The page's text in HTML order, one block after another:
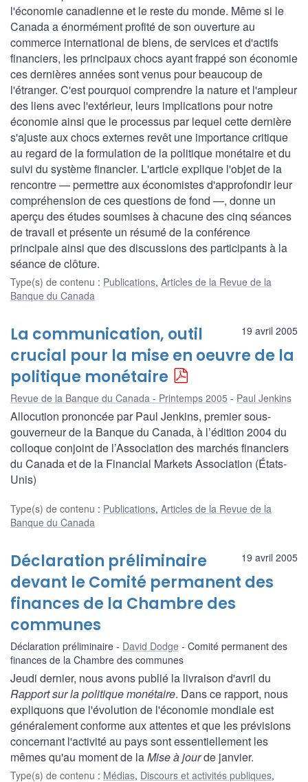
l'économie canadienne et le reste du monde. Même si le
Canada a énormément profité de son ouverture au
commerce international de biens, de services et d'actifs
financiers, les principaux chocs ayant frappé son économie
ces dernières années sont venus pour beaucoup de
l'étranger. C'est pourquoi comprendre la nature et l'ampleur
des liens avec l'extérieur, leurs implications pour notre
économie ainsi que le processus par lequel cette dernière
s'ajuste aux chocs externes revêt une importance critique
au regard de la formulation de la politique monétaire et du
suivi du système financier. L'article explique l'objet de la
rencontre — permettre aux économistes d'approfondir leur
compréhension de ces questions de fond —, donne un
aperçu des études soumises à chacune des cinq séances
de travail et présente un résumé de la conférence
principale ainsi que des discussions des participants à la
séance de clôture.
Type(s) de contenu : Publications, Articles de la Revue de la
Banque du Canada
19 avril 2005
La communication, outil
crucial pour la mise en oeuvre de la
politique monétaire
Revue de la Banque du Canada - Printemps 2005 Paul Jenkins
Allocution prononcée par Paul Jenkins, premier sous-
gouverneur de la Banque du Canada, à l’édition 2004 du
colloque conjoint de l’Association des marchés financiers
du Canada et de la Financial Markets Association (États-
Unis)
Type(s) de contenu : Publications, Articles de la Revue de la
Banque du Canada
19 avril 2005
Déclaration préliminaire
devant le Comité permanent des
finances de la Chambre des
communes
Déclaration préliminaire David Dodge
Comité permanent des
finances de la Chambre des communes
Jeudi dernier, nous avons publié la livraison d'avril du
Rapport sur la politique monétaire. Dans ce rapport, nous
expliquons que l'évolution de l'économie mondiale est
généralement conforme aux attentes et que les prévisions
concernant l'activité au pays sont essentiellement les
mêmes qu'au moment de laMise à jourde janvier.
Type(s) de contenu : Médias, Discours et activités publiques,